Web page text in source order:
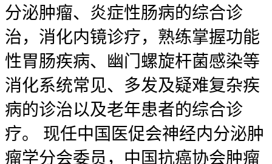
分泌肿瘤、炎症性肠病的综合诊
治，消化内镜诊疗，熟练掌握功能
性胃肠疾病、幽门螺旋杆菌感染等
消化系统常见、多发及疑难复杂疾
病的诊治以及老年患者的综合诊
疗。 现任中国医促会神经内分泌肿
瘤学分会委员，中国抗癌协会肿瘤